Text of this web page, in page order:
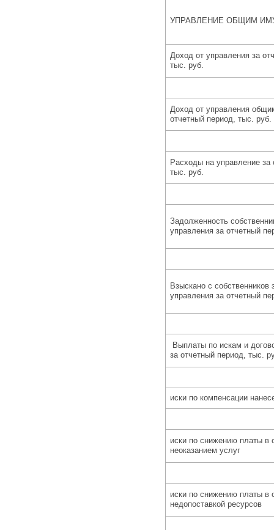
УПРАВЛЕНИЕ ОБЩИМ
Доход от управления за
тыс. руб.
Доход от управления
отчетный период, тыс. руб.
Расходы на управление за
тыс. руб.
Задолженность
управления за отчетный
Взыскано с собственников
управления за отчетный
Выплаты по искам и
за отчетный период, тыс.
иски по компенсации
иски по снижению платы в
неоказанием услуг
иски по снижению платы в
недопоставкой ресурсов